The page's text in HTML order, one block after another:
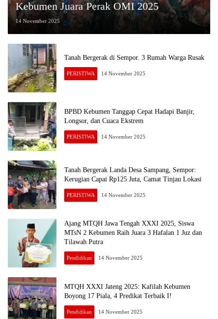
Kebumen Juara Perak OMI 2025
14 November 2025
Tanah Bergerak di Sempor. 3 Rumah Warga Rusak
PERISTIWA 14 November 2025
BPBD Kebumen Tanggap Cepat Hadapi Banjir,
Longsor, dan Cuaca Ekstrem
PERISTIWA 14 November 2025
Tanah Bergerak Landa Desa Sampang, Sempor:
Kerugian Capai Rp125 Juta, Camat Tinjau Lokasi
PERISTIWA 14 November 2025
Ajang MTQH Jawa Tengah XXXI 2025, Siswa
MTsN 2 Kebumen Raih Juara 3 Hafalan 1 Juz dan
Tilawah Putra
Pendidikan 14 November 2025
MTQH XXXI Jateng 2025: Kafilah Kebumen
Boyong 17 Piala, 4 Predikat Terbaik I!
Pendidikan 14 November 2025